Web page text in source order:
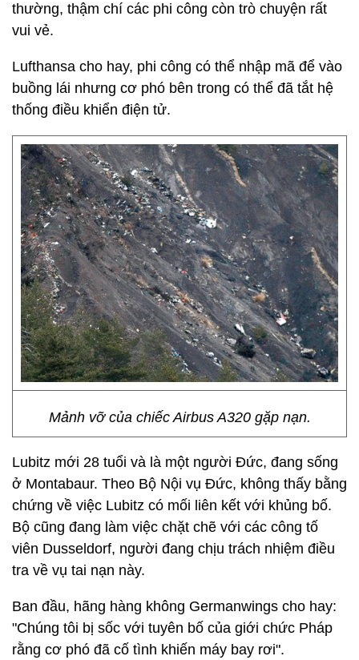
thường, thậm chí các phi công còn trò chuyện rất
vui vẻ.
Lufthansa cho hay, phi công có thể nhập mã để vào
buồng lái nhưng cơ phó bên trong có thể đã tắt hệ
thống điều khiển điện tử.
Mảnh vỡ của chiếc Airbus A320 gặp nạn.
Lubitz mới 28 tuổi và là một người Đức, đang sống
ở Montabaur. Theo Bộ Nội vụ Đức, không thấy bằng
chứng về việc Lubitz có mối liên kết với khủng bố.
Bộ cũng đang làm việc chặt chẽ với các công tố
viên Dusseldorf, người đang chịu trách nhiệm điều
tra về vụ tai nạn này.
Ban đầu, hãng hàng không Germanwings cho hay:
"Chúng tôi bị sốc với tuyên bố của giới chức Pháp
rằng cơ phó đã cố tình khiến máy bay rơi".